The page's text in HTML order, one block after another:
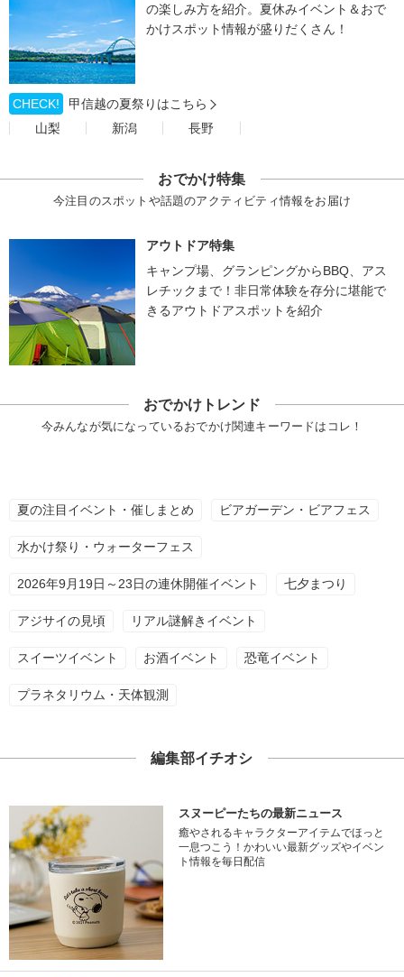
の楽しみ方を紹介。夏休みイベント＆おで
かけスポット情報が盛りだくさん！
CHECK!
甲信越の夏祭りはこちら
山梨
新潟 長野
おでかけ特集
今注目のスポットや話題のアクティビティ情報をお届け
アウトドア特集
キャンプ場、グランピングからBBQ、アス
レチックまで！非日常体験を存分に堪能で
きるアウトドアスポットを紹介
おでかけトレンド
今みんなが気になっているおでかけ関連キーワードはコレ！
夏の注目イベント・催しまとめ ビアガーデン・ビアフェス
水かけ祭り・ウォーターフェス
2026年9月19日～23日の連休開催イベント 七夕まつり
アジサイの見頃 リアル謎解きイベント
スイーツイベント お酒イベント 恐竜イベント
プラネタリウム・天体観測
編集部イチオシ
スヌーピーたちの最新ニュース
癒やされるキャラクターアイテムでほっと
一息つこう！かわいい最新グッズやイベン
ト情報を毎日配信